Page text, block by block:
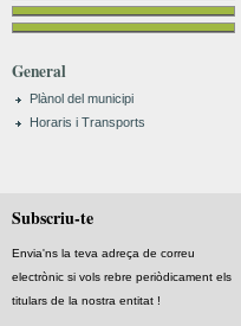
General
Plànol del municipi
Horaris i Transports
Subscriu-te
Envia'ns la teva adreça de correu
electrònic si vols rebre periòdicament els
titulars de la nostra entitat !